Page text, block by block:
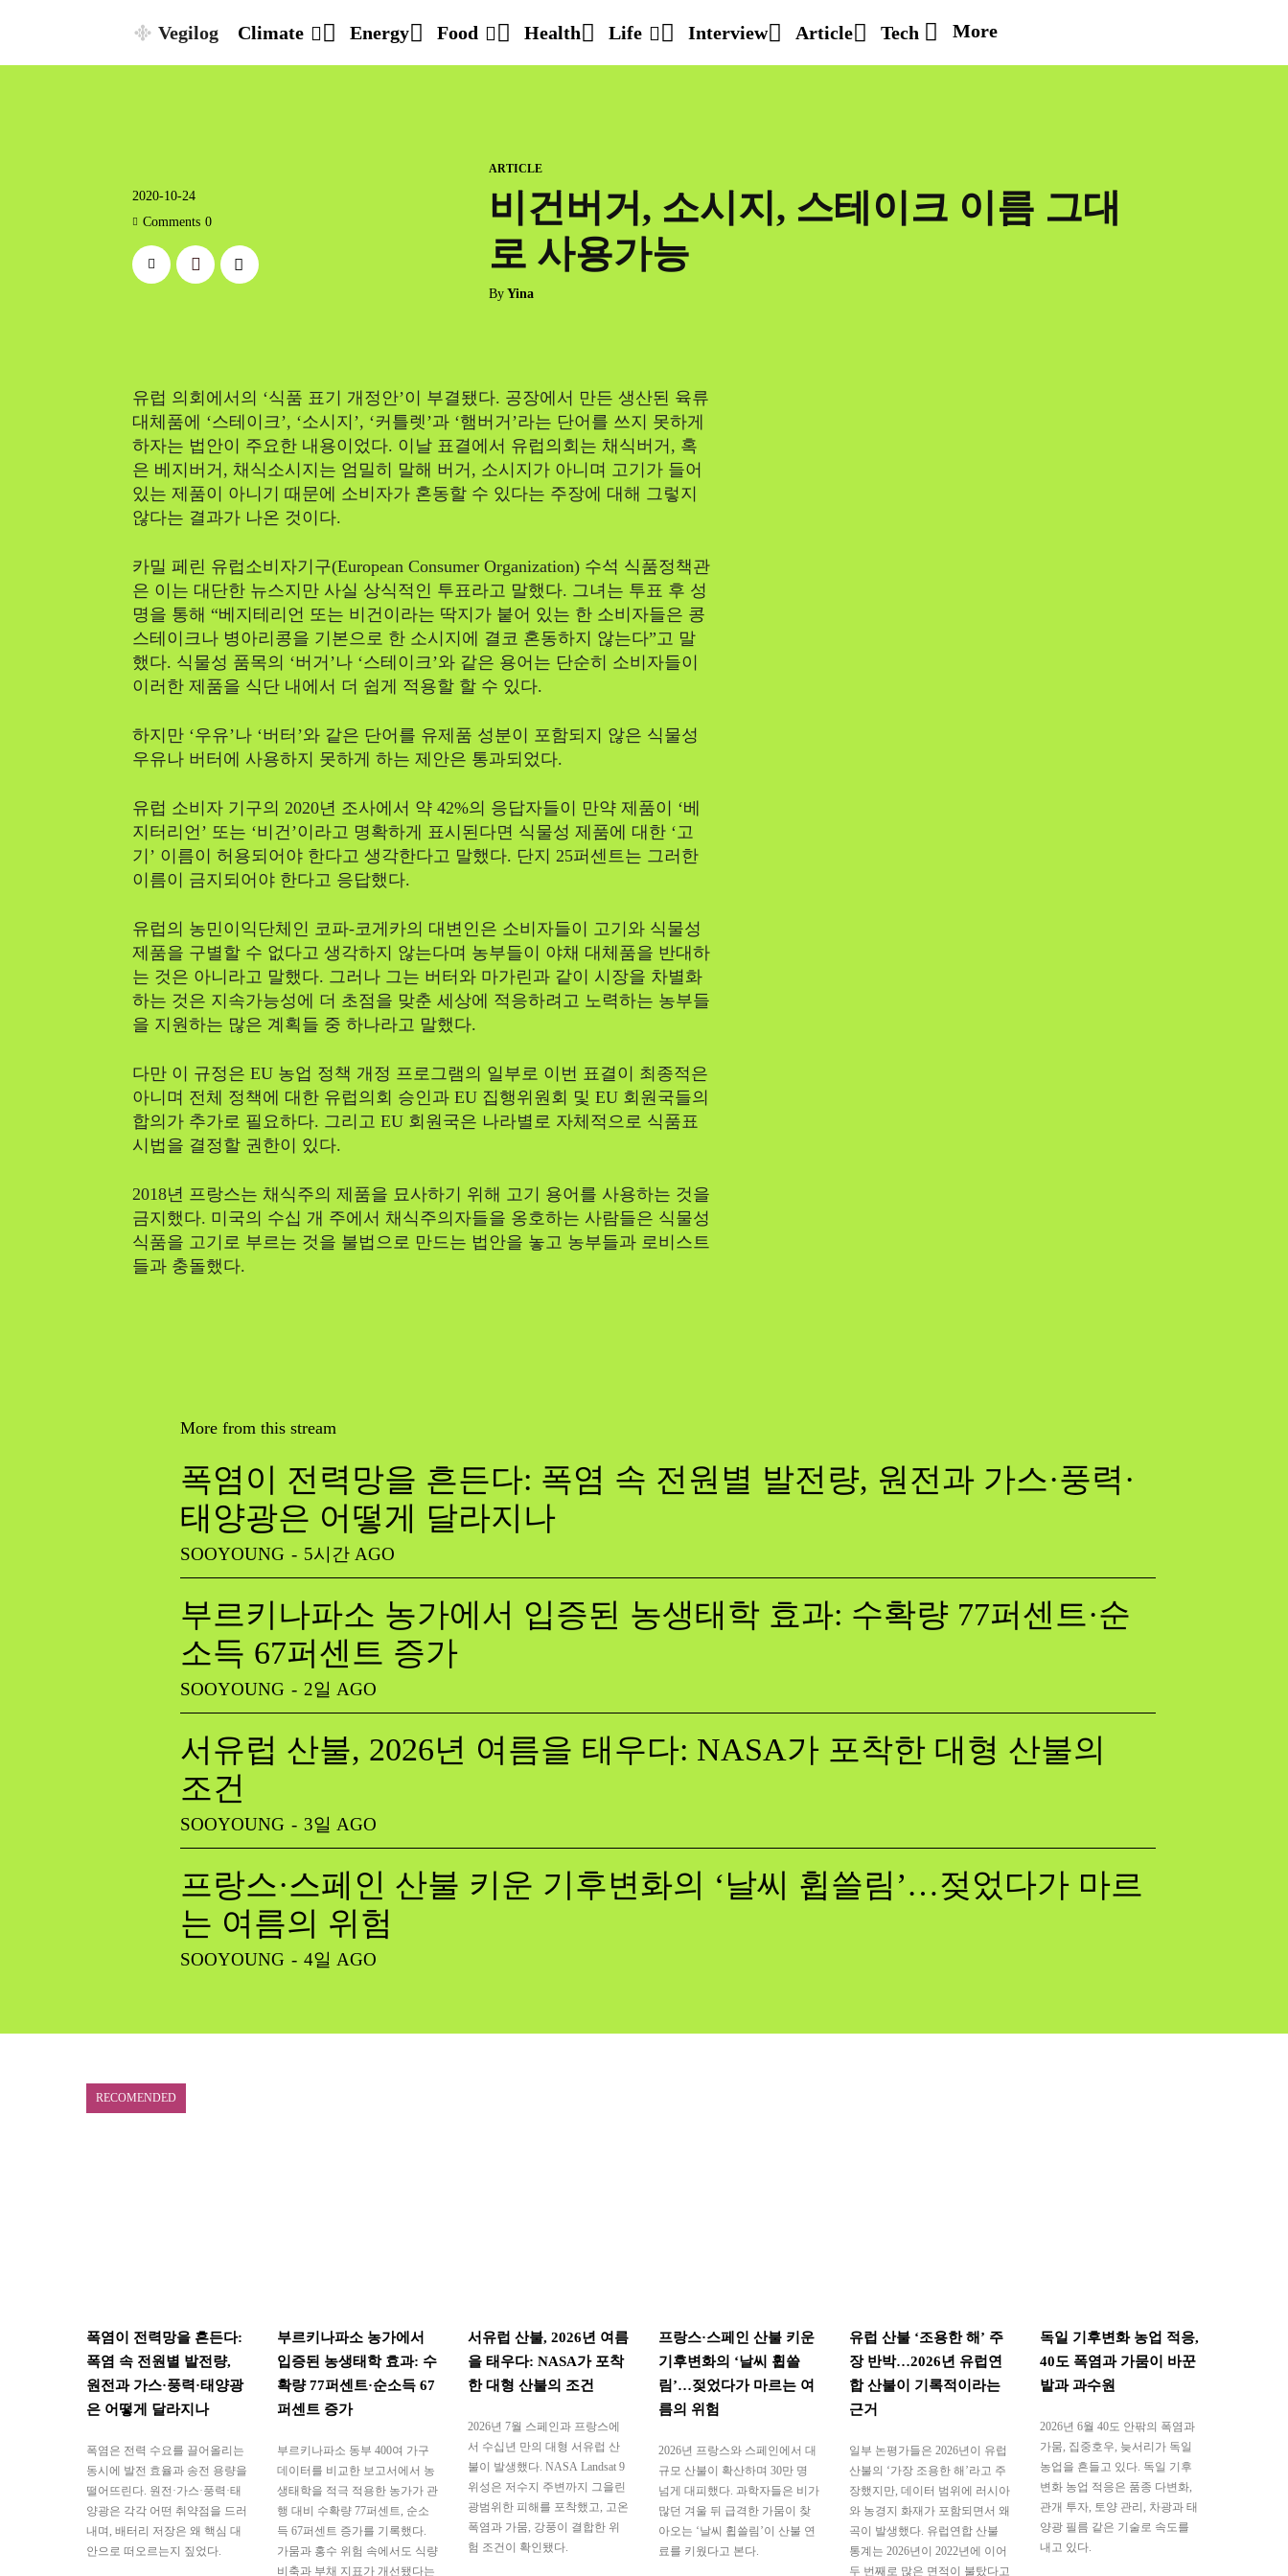
Vegilog Climate Energy Food Health Life Interview Article Tech More
2020-10-24
Comments 0
ARTICLE
비건버거, 소시지, 스테이크 이름 그대
로 사용가능
By Yina
유럽 의회에서의 ‘식품 표기 개정안’이 부결됐다. 공장에서 만든 생산된 육류
대체품에 ‘스테이크’, ‘소시지’, ‘커틀렛’과 ‘햄버거’라는 단어를 쓰지 못하게
하자는 법안이 주요한 내용이었다. 이날 표결에서 유럽의회는 채식버거, 혹
은 베지버거, 채식소시지는 엄밀히 말해 버거, 소시지가 아니며 고기가 들어
있는 제품이 아니기 때문에 소비자가 혼동할 수 있다는 주장에 대해 그렇지
않다는 결과가 나온 것이다.
카밀 페린 유럽소비자기구(European Consumer Organization) 수석 식품정책관
은 이는 대단한 뉴스지만 사실 상식적인 투표라고 말했다. 그녀는 투표 후 성
명을 통해 “베지테리언 또는 비건이라는 딱지가 붙어 있는 한 소비자들은 콩
스테이크나 병아리콩을 기본으로 한 소시지에 결코 혼동하지 않는다”고 말
했다. 식물성 품목의 ‘버거’나 ‘스테이크’와 같은 용어는 단순히 소비자들이
이러한 제품을 식단 내에서 더 쉽게 적용할 할 수 있다.
하지만 ‘우유’나 ‘버터’와 같은 단어를 유제품 성분이 포함되지 않은 식물성
우유나 버터에 사용하지 못하게 하는 제안은 통과되었다.
유럽 소비자 기구의 2020년 조사에서 약 42%의 응답자들이 만약 제품이 ‘베
지터리언’ 또는 ‘비건’이라고 명확하게 표시된다면 식물성 제품에 대한 ‘고
기’ 이름이 허용되어야 한다고 생각한다고 말했다. 단지 25퍼센트는 그러한
이름이 금지되어야 한다고 응답했다.
유럽의 농민이익단체인 코파-코게카의 대변인은 소비자들이 고기와 식물성
제품을 구별할 수 없다고 생각하지 않는다며 농부들이 야채 대체품을 반대하
는 것은 아니라고 말했다. 그러나 그는 버터와 마가린과 같이 시장을 차별화
하는 것은 지속가능성에 더 초점을 맞춘 세상에 적응하려고 노력하는 농부들
을 지원하는 많은 계획들 중 하나라고 말했다.
다만 이 규정은 EU 농업 정책 개정 프로그램의 일부로 이번 표결이 최종적은
아니며 전체 정책에 대한 유럽의회 승인과 EU 집행위원회 및 EU 회원국들의
합의가 추가로 필요하다. 그리고 EU 회원국은 나라별로 자체적으로 식품표
시법을 결정할 권한이 있다.
2018년 프랑스는 채식주의 제품을 묘사하기 위해 고기 용어를 사용하는 것을
금지했다. 미국의 수십 개 주에서 채식주의자들을 옹호하는 사람들은 식물성
식품을 고기로 부르는 것을 불법으로 만드는 법안을 놓고 농부들과 로비스트
들과 충돌했다.
More from this stream
폭염이 전력망을 흔든다: 폭염 속 전원별 발전량, 원전과 가스·풍력·
태양광은 어떻게 달라지나
SOOYOUNG - 5시간 AGO
부르키나파소 농가에서 입증된 농생태학 효과: 수확량 77퍼센트·순
소득 67퍼센트 증가
SOOYOUNG - 2일 AGO
서유럽 산불, 2026년 여름을 태우다: NASA가 포착한 대형 산불의
조건
SOOYOUNG - 3일 AGO
프랑스·스페인 산불 키운 기후변화의 ‘날씨 휩쓸림’…젖었다가 마르
는 여름의 위험
SOOYOUNG - 4일 AGO
RECOMENDED
폭염이 전력망을 흔든다:
폭염 속 전원별 발전량,
원전과 가스·풍력·태양광
은 어떻게 달라지나
폭염은 전력 수요를 끌어올리는
동시에 발전 효율과 송전 용량을
떨어뜨린다. 원전·가스·풍력·태
양광은 각각 어떤 취약점을 드러
내며, 배터리 저장은 왜 핵심 대
안으로 떠오르는지 짚었다.
부르키나파소 농가에서
입증된 농생태학 효과: 수
확량 77퍼센트·순소득 67
퍼센트 증가
부르키나파소 동부 400여 가구
데이터를 비교한 보고서에서 농
생태학을 적극 적용한 농가가 관
행 대비 수확량 77퍼센트, 순소
득 67퍼센트 증가를 기록했다.
가뭄과 홍수 위험 속에서도 식량
비축과 부채 지표가 개선됐다는
서유럽 산불, 2026년 여름
을 태우다: NASA가 포착
한 대형 산불의 조건
2026년 7월 스페인과 프랑스에
서 수십년 만의 대형 서유럽 산
불이 발생했다. NASA Landsat 9
위성은 저수지 주변까지 그을린
광범위한 피해를 포착했고, 고온
폭염과 가뭄, 강풍이 결합한 위
험 조건이 확인됐다.
프랑스·스페인 산불 키운
기후변화의 ‘날씨 휩쓸
림’…젖었다가 마르는 여
름의 위험
2026년 프랑스와 스페인에서 대
규모 산불이 확산하며 30만 명
넘게 대피했다. 과학자들은 비가
많던 겨울 뒤 급격한 가뭄이 찾
아오는 ‘날씨 휩쓸림’이 산불 연
료를 키웠다고 본다.
유럽 산불 ‘조용한 해’ 주
장 반박…2026년 유럽연
합 산불이 기록적이라는
근거
일부 논평가들은 2026년이 유럽
산불의 ‘가장 조용한 해’라고 주
장했지만, 데이터 범위에 러시아
와 농경지 화재가 포함되면서 왜
곡이 발생했다. 유럽연합 산불
통계는 2026년이 2022년에 이어
두 번째로 많은 면적이 불탔다고
독일 기후변화 농업 적응,
40도 폭염과 가뭄이 바꾼
밭과 과수원
2026년 6월 40도 안팎의 폭염과
가뭄, 집중호우, 늦서리가 독일
농업을 흔들고 있다. 독일 기후
변화 농업 적응은 품종 다변화,
관개 투자, 토양 관리, 차광과 태
양광 필름 같은 기술로 속도를
내고 있다.